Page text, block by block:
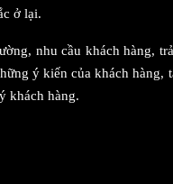
ở lại.
nhu cầu khách hàng,
ý kiến của khách
khách hàng.